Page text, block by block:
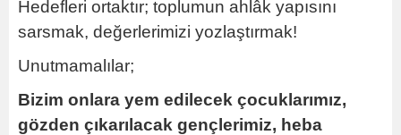
Hedefleri ortaktır; toplumun ahlâk yapısını
sarsmak, değerlerimizi yozlaştırmak!
Unutmamalılar;
Bizim onlara yem edilecek çocuklarımız,
gözden çıkarılacak gençlerimiz, heba